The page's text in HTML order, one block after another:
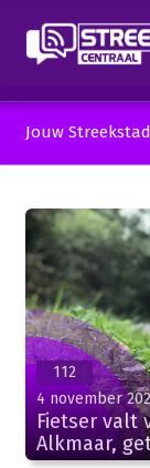
Jouw
112
4 november
Fietser valt
Alkmaar,